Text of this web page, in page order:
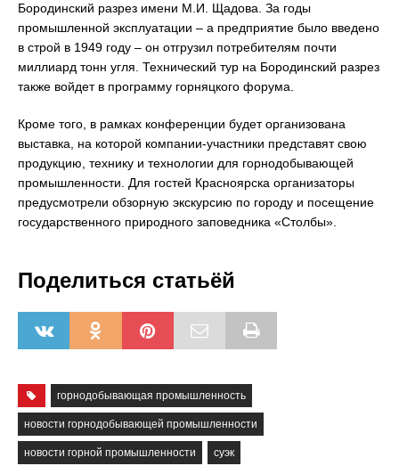
Бородинский разрез имени М.И. Щадова. За годы
промышленной эксплуатации – а предприятие было введено
в строй в 1949 году – он отгрузил потребителям почти
миллиард тонн угля. Технический тур на Бородинский разрез
также войдет в программу горняцкого форума.
Кроме того, в рамках конференции будет организована
выставка, на которой компании-участники представят свою
продукцию, технику и технологии для горнодобывающей
промышленности. Для гостей Красноярска организаторы
предусмотрели обзорную экскурсию по городу и посещение
государственного природного заповедника «Столбы».
Поделиться статьёй
горнодобывающая промышленность
новости горнодобывающей промышленности
новости горной промышленности суэк